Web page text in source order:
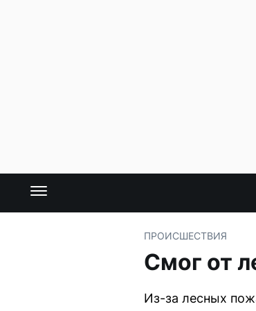
ПРОИСШЕСТВИЯ
Смог от
Из-за лесных